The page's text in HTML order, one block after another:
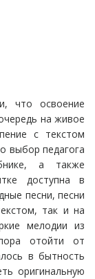
что освоение
на живое
с текстом
выбор педагога
а также
доступна в
песни, песни
так и на
мелодии из
отойти от
в бытность
оригинальную